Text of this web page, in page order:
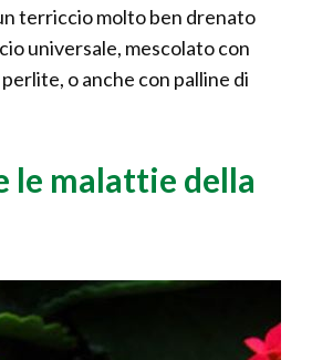
terriccio molto ben drenato
universale, mescolato con
o anche con palline di
le malattie della